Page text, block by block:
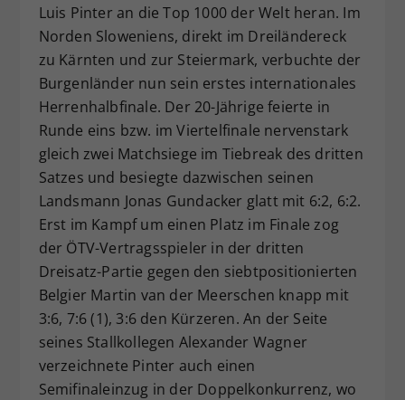
Luis Pinter an die Top 1000 der Welt heran. Im
Norden Sloweniens, direkt im Dreiländereck
zu Kärnten und zur Steiermark, verbuchte der
Burgenländer nun sein erstes internationales
Herrenhalbfinale. Der 20-Jährige feierte in
Runde eins bzw. im Viertelfinale nervenstark
gleich zwei Matchsiege im Tiebreak des dritten
Satzes und besiegte dazwischen seinen
Landsmann Jonas Gundacker glatt mit 6:2, 6:2.
Erst im Kampf um einen Platz im Finale zog
der ÖTV-Vertragsspieler in der dritten
Dreisatz-Partie gegen den siebtpositionierten
Belgier Martin van der Meerschen knapp mit
3:6, 7:6 (1), 3:6 den Kürzeren. An der Seite
seines Stallkollegen Alexander Wagner
verzeichnete Pinter auch einen
Semifinaleinzug in der Doppelkonkurrenz, wo